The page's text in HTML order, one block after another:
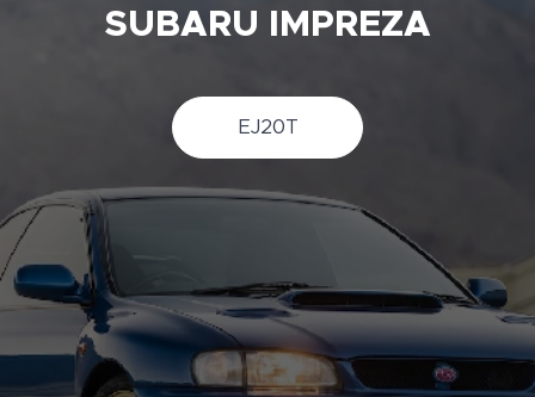
SUBARU IMPREZA
EJ20T